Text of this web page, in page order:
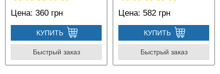
Цена: 360 грн
КУПИТЬ
Быстрый заказ
Цена: 582 грн
КУПИТЬ
Быстрый заказ